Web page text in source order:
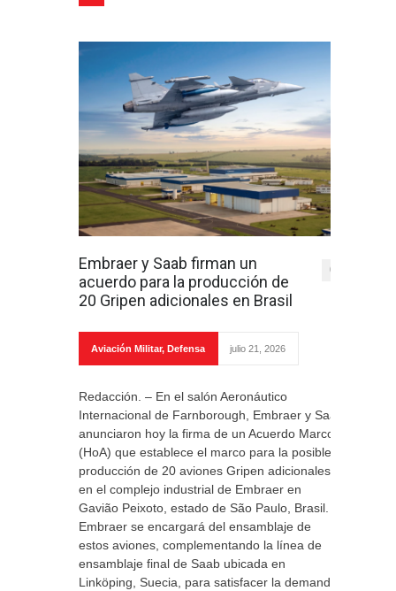
Embraer y Saab firman un
acuerdo para la producción de
20 Gripen adicionales en Brasil
0
Aviación Militar, Defensa julio 21, 2026
Redacción. – En el salón Aeronáutico
Internacional de Farnborough, Embraer y ​​Saab
anunciaron hoy la firma de un Acuerdo Marco
(HoA) que establece el marco para la posible
producción de 20 aviones Gripen adicionales
en el complejo industrial de Embraer en
Gavião Peixoto, estado de São Paulo, Brasil.
Embraer se encargará del ensamblaje de
estos aviones, complementando la línea de
ensamblaje final de Saab ubicada en
Linköping, Suecia, para satisfacer la demanda